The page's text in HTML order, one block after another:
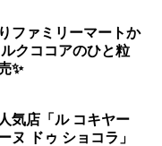
ファミリーマートか
クココアのひと粒
✨
気店「ル コキヤー
ヌ ドゥ ショコラ」